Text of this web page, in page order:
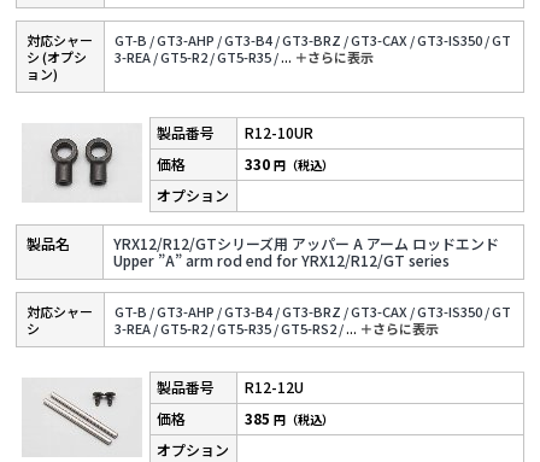
対応シャー
シ (オプシ
ョン)
GT-B /GT3-AHP /GT3-B4 /GT3-BRZ /GT3-CAX /GT3-IS350 /GT
3-REA /GT5-R2 /GT5-R35 /... ＋さらに表⽰
R12-10UR
YRX12/R12/GTシリーズ用 アッパー A アーム ロッドエンド
Upper ”A” arm rod end for YRX12/R12/GT series
330円（税込）
対応シャー
シ
GT-B /GT3-AHP /GT3-B4 /GT3-BRZ /GT3-CAX /GT3-IS350 /GT
3-REA /GT5-R2 /GT5-R35 /GT5-RS2 /... ＋さらに表⽰
R12-12U
385円（税込）